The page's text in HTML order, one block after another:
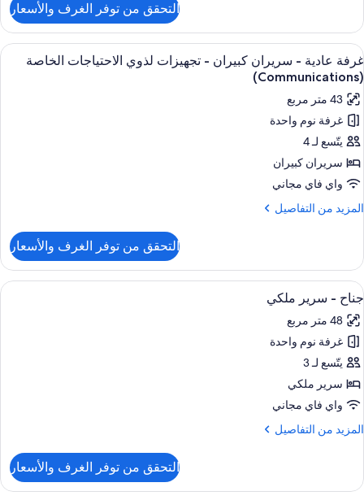
لذوي
الاحتياجات
الخاصة
(Mobility)
غرفة
عادية
-
سريران
كبيران
حوض
استحمام
لذوي
الاحتياجات
التحقق من توفر الغرف والأسعار
استعراض
جميع
صور
غرفة
عادية
-
سريران
كبيران
-
تجهيزات
الاحتياجات
الخاصة
(Communications)
7
غرفة عادية - سريران كبيران - تجهيزات لذوي الاحتياجات الخاصة
(Communications)
43 متر مربع
غرفة نوم واحدة
يتّسع لـ 4
سريران كبيران
واي فاي مجاني
المزيد من التفاصيل
المزيد
غرفة
عادية
-
سريران
كبيران
تجهيزات
لذوي
الاحتياجات
الخاصة
التحقق من توفر الغرف والأسعار
استعراض
جميع
صور
جناح
-
سرير
ملكي
5
جناح - سرير ملكي
48 متر مربع
غرفة نوم واحدة
يتّسع لـ 3
سرير ملكي
واي فاي مجاني
المزيد من التفاصيل
المزيد
جناح
التحقق من توفر الغرف والأسعار